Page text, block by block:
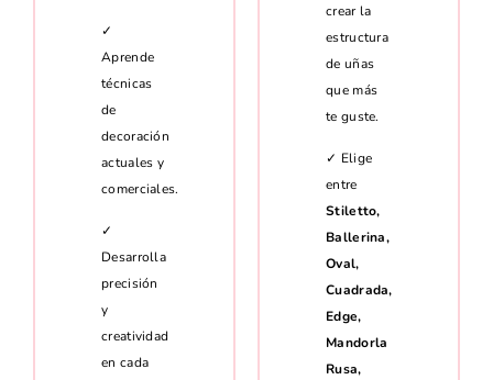
✓
Aprende
técnicas
de
decoración
actuales y
comerciales.
✓
Desarrolla
precisión
y
creatividad
en cada
crear la
estructura
de uñas
que más
te guste.
✓ Elige
entre
Stiletto,
Ballerina,
Oval,
Cuadrada,
Edge,
Mandorla
Rusa,